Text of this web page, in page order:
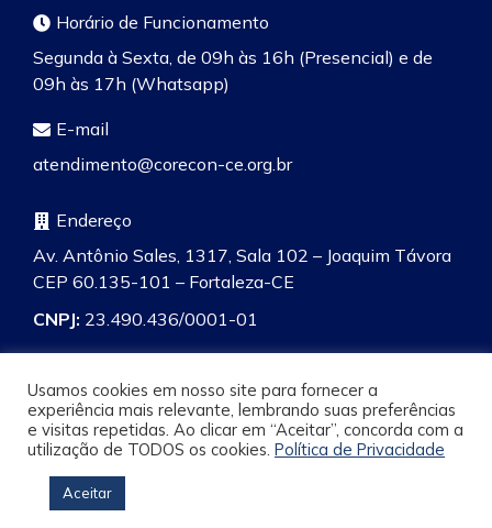
Horário de Funcionamento
Segunda à Sexta, de 09h às 16h (Presencial) e de
09h às 17h (Whatsapp)
E-mail
atendimento@corecon-ce.org.br
Endereço
Av. Antônio Sales, 1317, Sala 102 – Joaquim Távora
CEP 60.135-101 – Fortaleza-CE
CNPJ: 23.490.436/0001-01
Pesquisa
Usamos cookies em nosso site para fornecer a
experiência mais relevante, lembrando suas preferências
e visitas repetidas. Ao clicar em “Aceitar”, concorda com a
utilização de TODOS os cookies. Política de Privacidade
Aceitar